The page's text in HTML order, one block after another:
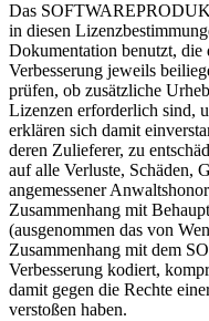
Das
in diesen
Dokumentation benutzt,
Verbesserung jeweils
prüfen, ob zusätzliche
Lizenzen erforderlich sind,
erklären sich damit
deren Zulieferer, zu
auf alle Verluste, Schäden,
angemessener
Zusammenhang mit
(ausgenommen das von
Zusammenhang mit dem
Verbesserung kodiert,
damit gegen die Rechte
verstoßen haben.